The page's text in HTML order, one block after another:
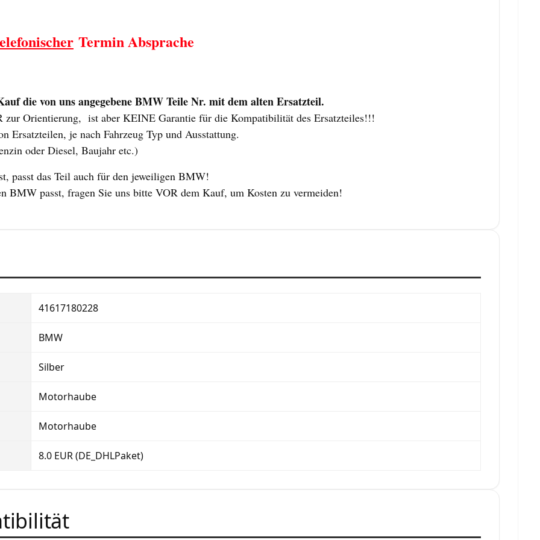
Termin Absprache
die von uns angegebene BMW Teile Nr. mit dem alten Ersatzteil.
zur Orientierung, ist aber KEINE Garantie für die Kompatibilität des Ersatzteiles!!!
Ersatzteilen, je nach Fahrzeug Typ und Ausstattung.
oder Diesel, Baujahr etc.)
passt das Teil auch für den jeweiligen BMW!
BMW passt, fragen Sie uns bitte VOR dem Kauf, um Kosten zu vermeiden!
41617180228
BMW
Silber
Motorhaube
Motorhaube
8.0 EUR (DE_DHLPaket)